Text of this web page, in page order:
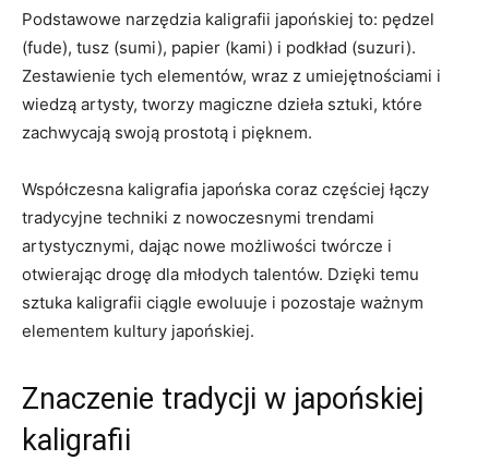
Podstawowe‌ narzędzia kaligrafii japońskiej to: pędzel
(fude), tusz (sumi), papier (kami)‌ i podkład (suzuri).
Zestawienie tych elementów, wraz z ​umiejętnościami i
wiedzą artysty, tworzy magiczne dzieła sztuki, które
zachwycają ⁢swoją prostotą i pięknem.
Współczesna kaligrafia japońska coraz częściej łączy​
tradycyjne techniki z nowoczesnymi trendami
artystycznymi, dając nowe możliwości twórcze i
otwierając⁢ drogę dla młodych talentów. Dzięki temu
sztuka⁤ kaligrafii ciągle ⁢ewoluuje i​ pozostaje ważnym
elementem ⁢kultury japońskiej.
Znaczenie tradycji w japońskiej
kaligrafii